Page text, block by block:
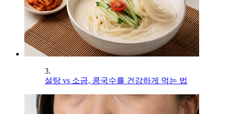
3.
설탕 vs 소금, 콩국수를 건강하게 먹는 법